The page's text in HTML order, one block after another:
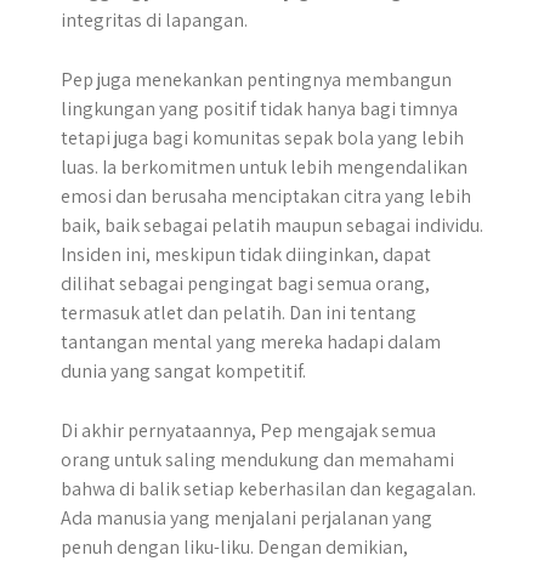
integritas di lapangan.
Pep juga menekankan pentingnya membangun
lingkungan yang positif tidak hanya bagi timnya
tetapi juga bagi komunitas sepak bola yang lebih
luas. Ia berkomitmen untuk lebih mengendalikan
emosi dan berusaha menciptakan citra yang lebih
baik, baik sebagai pelatih maupun sebagai individu.
Insiden ini, meskipun tidak diinginkan, dapat
dilihat sebagai pengingat bagi semua orang,
termasuk atlet dan pelatih. Dan ini tentang
tantangan mental yang mereka hadapi dalam
dunia yang sangat kompetitif.
Di akhir pernyataannya, Pep mengajak semua
orang untuk saling mendukung dan memahami
bahwa di balik setiap keberhasilan dan kegagalan.
Ada manusia yang menjalani perjalanan yang
penuh dengan liku-liku. Dengan demikian,